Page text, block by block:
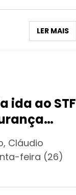
LER MAIS
ida ao STF
Cláudio
feira (26)